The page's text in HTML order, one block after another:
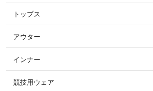
すべてのキュロット
フルグリップ・尻革 キュロット
ニーグリップ・膝革 キュロット
トップス
すべてのトップス
ポロシャツ
カットソー・Tシャツ・タンクトップ
アウター
すべてのアウター
コート
インナー
競技用ウェア